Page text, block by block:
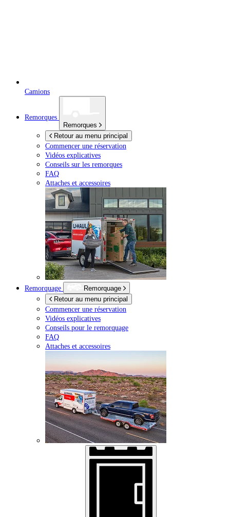
Camions
Remorques
Remorques
Retour au menu principal
Commencer une réservation
Vidéos explicatives
Conseils sur les remorques
FAQ
Attaches et accessoires
Remorquage
Remorquage
Retour au menu principal
Commencer une réservation
Vidéos explicatives
Conseils pour le remorquage
FAQ
Attaches et accessoires